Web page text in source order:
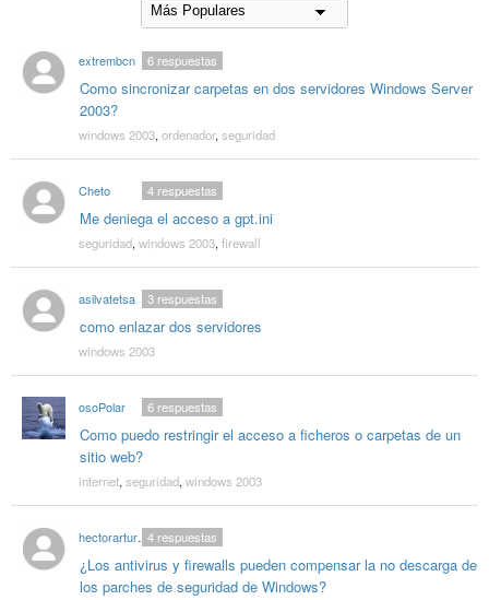
extrembcn
Como sincronizar carpetas en dos servidores Windows Server
2003?
6respuestas
windows 2003, ordenador, seguridad
Cheto
Me deniega el acceso a gpt.ini
4respuestas
seguridad, windows 2003, firewall
asilvatetsa
como enlazar dos servidores
3respuestas
windows 2003
osoPolar
Como puedo restringir el acceso a ficheros o carpetas de un
sitio web?
6respuestas
internet, seguridad, windows 2003
hectorarturoazuz
¿Los antivirus y firewalls pueden compensar la no descarga de
los parches de seguridad de Windows?
4respuestas